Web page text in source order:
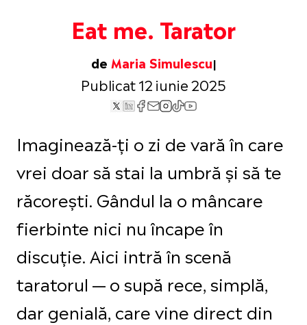
Eat me. Tarator
de Maria Simulescu
Publicat 12 iunie 2025
Imaginează-ți o zi de vară în care
vrei doar să stai la umbră și să te
răcorești. Gândul la o mâncare
fierbinte nici nu încape în
discuție. Aici intră în scenă
taratorul — o supă rece, simplă,
dar genială, care vine direct din